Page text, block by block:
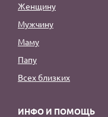
Женщину
Мужчину
Маму
Папу
Всех близких
ИНФО И ПОМОЩЬ